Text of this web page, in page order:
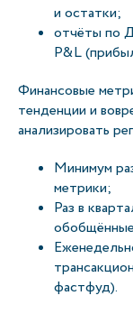
и остатки;
отчёты по
P&L
Финансовые
тенденции и
анализировать
Минимум
метрики;
Раз в
фастфуд).